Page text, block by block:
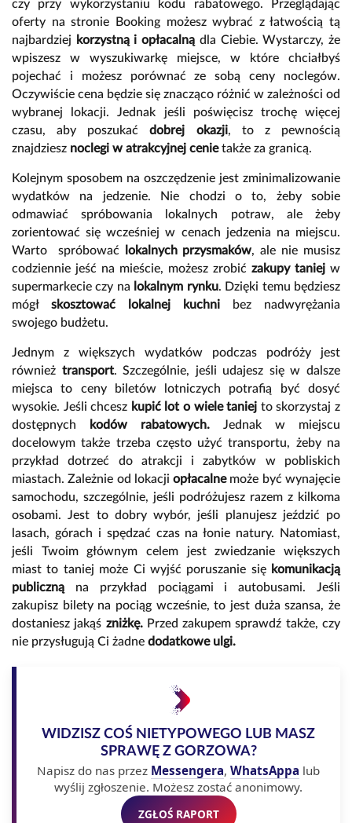
czy przy wykorzystaniu kodu rabatowego. Przeglądając
oferty na stronie Booking możesz wybrać z łatwością tą
najbardziej
korzystną i opłacalną dla Ciebie. Wystarczy, że
wpiszesz w wyszukiwarkę miejsce, w które chciałbyś
pojechać i możesz porównać ze sobą ceny noclegów.
Oczywiście cena będzie się znacząco różnić w zależności od
wybranej lokacji. Jednak jeśli poświęcisz trochę więcej
czasu, aby poszukaćdobrej okazji, to z pewnością
znajdziesz noclegi w atrakcyjnej cenietakże za granicą.
Kolejnym sposobem na oszczędzenie jest zminimalizowanie
wydatków na jedzenie. Nie chodzi o to, żeby sobie
odmawiać spróbowania lokalnych potraw, ale żeby
zorientować się wcześniej w cenach jedzenia na miejscu.
Warto spróbować lokalnych przysmaków, ale nie musisz
codziennie jeść na mieście, możesz zrobić zakupy taniej w
supermarkecie czy na lokalnym rynku. Dzięki temu będziesz
mógł skosztować lokalnej kuchni bez nadwyrężania
swojego budżetu.
Jednym z większych wydatków podczas podróży jest
również transport. Szczególnie, jeśli udajesz się w dalsze
miejsca to ceny biletów lotniczych potrafią być dosyć
wysokie. Jeśli chcesz kupić lot o wiele taniej to skorzystaj z
dostępnych
kodów rabatowych. Jednak w miejscu
docelowym także trzeba często użyć transportu, żeby na
przykład dotrzeć do atrakcji i zabytków w pobliskich
miastach. Zależnie od lokacjiopłacalne może być wynajęcie
samochodu, szczególnie, jeśli podróżujesz razem z kilkoma
osobami. Jest to dobry wybór, jeśli planujesz jeździć po
lasach, górach i spędzać czas na łonie natury. Natomiast,
jeśli Twoim głównym celem jest zwiedzanie większych
miast to taniej może Ci wyjść poruszanie się komunikacją
publiczną na przykład pociągami i autobusami. Jeśli
zakupisz bilety na pociąg wcześnie, to jest duża szansa, że
dostaniesz jakąś zniżkę. Przed zakupem sprawdź także, czy
nie przysługują Ci żadne dodatkowe ulgi.
WIDZISZ COŚ NIETYPOWEGO LUB MASZ
SPRAWĘ Z GORZOWA?
Napisz do nas przez Messengera, WhatsAppa lub
wyślij zgłoszenie. Możesz zostać anonimowy.
ZGŁOŚ RAPORT